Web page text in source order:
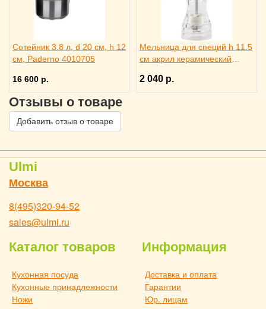
Сотейник 3.8 л, d 20 см, h 12
см, Paderno 4010705
16 600 р.
Мельница для специй h 11.5
см акрил керамический
2 040 р.
Отзывы о товаре
Добавить отзыв о товаре
Ulmi
Москва
8(495)320-94-52
sales@ulmi.ru
Каталог товаров
Кухонная посуда
Кухонные принадлежности
Ножи
Информация
Доставка и оплата
Гарантии
Юр. лицам